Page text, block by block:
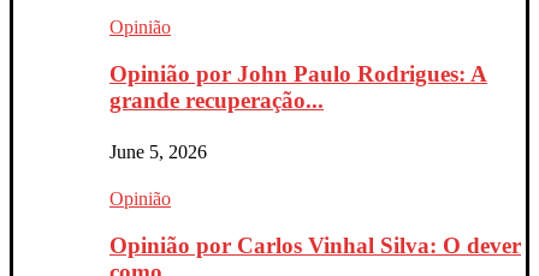
Opinião
Opinião por John Paulo Rodrigues: A
grande recuperação...
June 5, 2026
Opinião
Opinião por Carlos Vinhal Silva: O dever